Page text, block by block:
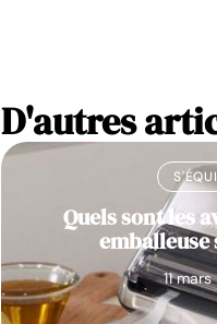
D'autres
Quels sont les
emballeuse
11